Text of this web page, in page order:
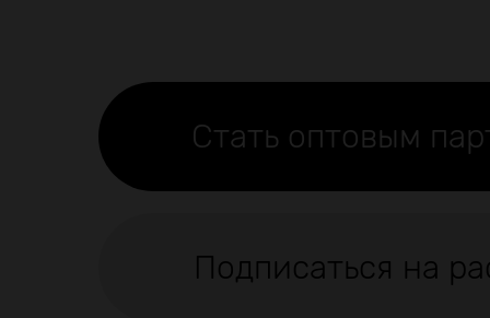
Стать оптовым
Подписаться на